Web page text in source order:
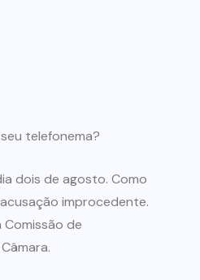
telefonema?
dois de agosto. Como
improcedente.
Comissão de